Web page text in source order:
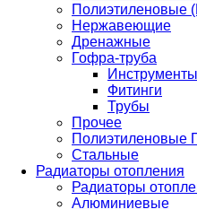
Полиэтиленовые
Нержавеющие
Дренажные
Гофра-труба
Инструменты
Фитинги
Трубы
Прочее
Полиэтиленовые
Стальные
Радиаторы отопления
Радиаторы
Алюминиевые